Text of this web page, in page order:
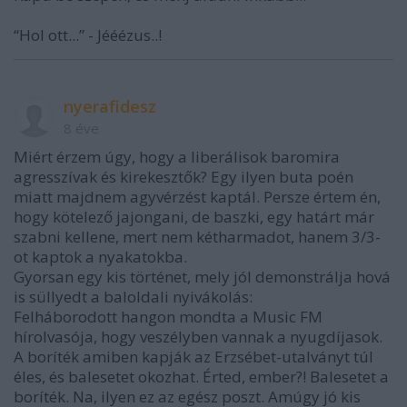
“Hol ott...” - Jééézus..!
nyerafidesz
Miért érzem úgy, hogy a liberálisok baromira
agresszívak és kirekesztők? Egy ilyen buta poén
miatt majdnem agyvérzést kaptál. Persze értem én,
hogy kötelező jajongani, de baszki, egy határt már
szabni kellene, mert nem kétharmadot, hanem 3/3-
ot kaptok a nyakatokba.
Gyorsan egy kis történet, mely jól demonstrálja hová
is süllyedt a baloldali nyivákolás:
Felháborodott hangon mondta a Music FM
hírolvasója, hogy veszélyben vannak a nyugdíjasok.
A boríték amiben kapják az Erzsébet-utalványt túl
éles, és balesetet okozhat. Érted, ember?! Balesetet a
boríték. Na, ilyen ez az egész poszt. Amúgy jó kis